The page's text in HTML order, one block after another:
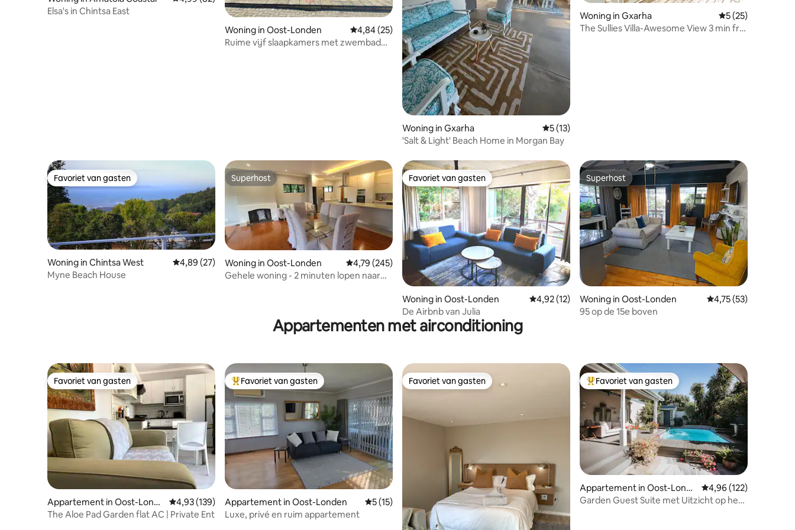
Elsa's in Chintsa East
Woning in Oost-Londen Gemiddelde beoordeling van 4,84 op 5, 25 recensies
4,84 (25)
Ruime vijf slaapkamers met zwembad
Woning in Gxarha Gemiddelde beoordeling van 5 op 5, 13 recensies
5 (13)
'Salt & Light' Beach Home in Morgan Bay
Woning in Gxarha Gemiddelde
5 (25)
The Sullies Villa-Awesome View 3 min frm
Favoriet van gasten
Favoriet van gasten
Woning in Chintsa West Gemiddelde beoordeling van 4,89 op 5, 27 recensies
4,89 (27)
Myne Beach House
Superhost
Superhost
Woning in Oost-Londen Gemiddelde beoordeling van 4,79 op 5, 245 recensies
4,79 (245)
Gehele woning - 2 minuten lopen naar
Favoriet van gasten
Favoriet van gasten
Woning in Oost-Londen Gemiddelde beoordeling van 4,92 op 5, 12 recensies
4,92 (12)
De Airbnb van Julia
Superhost
Superhost
Woning in Oost-Londen Gemiddelde
4,75 (53)
95 op de 15e boven
Appartementen met airconditioning
Favoriet van gasten
Favoriet van gasten
Appartement in Oost-Londe
n
Gemiddelde beoordeling van 4,93 op 5, 139 recensies
4,93 (139)
The Aloe Pad Garden flat AC | Private Ent
Topfavoriet van gasten
Favoriet van gasten
Appartement in Oost-Londen Gemiddelde beoordeling van 5 op 5, 15 recensies
5 (15)
Luxe, privé en ruim appartement
Favoriet van gasten
Favoriet van gasten Topfavoriet van gasten
Favoriet van gasten
Appartement in Oost-Londe
n
Gemiddelde
4,96 (122)
Garden Guest Suite met Uitzicht op het